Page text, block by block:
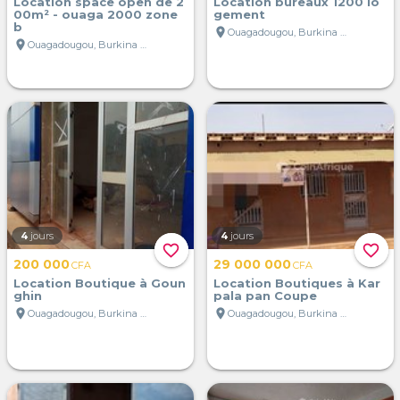
00m² - ouaga 2000 zone
b
location_on
Ouagadougou, Burkina Faso
gement
location_on
Ouagadougou, Burkina Faso
favorite_border
4 jours
200 000CFA
Location Boutique à Goun
ghin
location_on
Ouagadougou, Burkina Faso
favorite_border
4 jours
29 000 000CFA
Location Boutiques à Kar
pala pan Coupe
location_on
Ouagadougou, Burkina Faso